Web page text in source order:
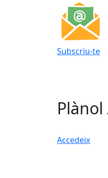
Subscriu-te
Accedeix